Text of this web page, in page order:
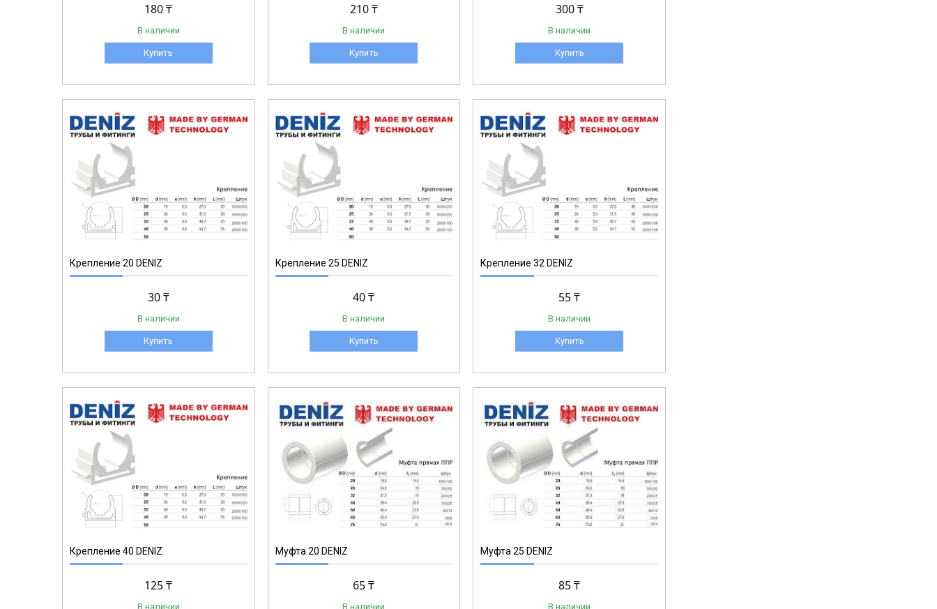
180 ₸
В наличии
Купить
210 ₸
В наличии
Купить
300 ₸
В наличии
Купить
Крепление 20 DENIZ
30 ₸
В наличии
Купить
1-011
Крепление 25 DENIZ
40 ₸
В наличии
Купить
1-012
Крепление 32 DENIZ
55 ₸
В наличии
Купить
Крепление 40 DENIZ
125 ₸
В наличии
1-014
Муфта 20 DENIZ
65 ₸
В наличии
1-015
Муфта 25 DENIZ
85 ₸
В наличии